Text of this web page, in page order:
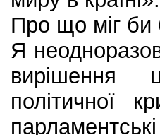
Про що міг би
Я
вирішення
політичної